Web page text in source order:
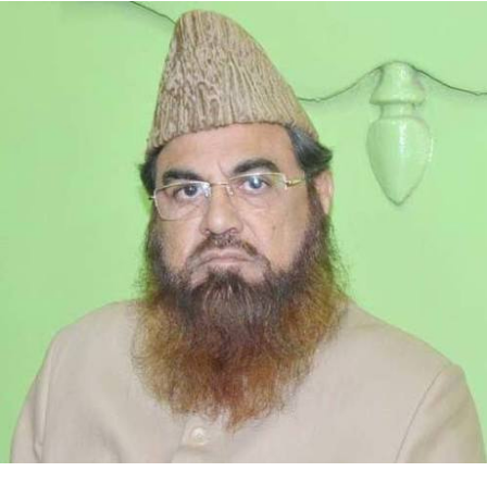
اس میٹنگ میں منوہر لال کھٹر کی طرف سے پیش کردہ آبادی
کے اعداد و شمار قابل ذکر ہیں۔ منوہر لال نے کہا کہ این سی
بڑھ کر 150 ملین تک پہنچ سکتی ہے۔ ایک اندازے کے مطابق
2031 تک خطے کی 57 فیصد آبادی شہری علاقوں میں رہائش
پذیر ہو گی جب کہ 2041 تک یہ تعداد 67 فیصد تک پہنچ سکتی
ہے۔حکومت نے چار نئے گرین فیلڈ شہر تیار کرنے کا بھی فیصلہ
کیا ہے۔ ان کو نمو نوڈس یانمو سٹیزکے طور پر تیار کیا جائے گا۔
ان شہروں کے لیے 5,000 کروڑ کی رقم مختص کی جائے گی،
اور ریاستوں سے تجاویز مانگ کر انتخاب کیا جائے گا۔علاقائی
منصوبہ 2041 میں تیز رفتار ریل نیٹ ورک اور تیز رفتار ٹرانزٹ
سسٹم کی بھی تجویز ہے۔ اس کا مقصد دہلی اور این سی آر
کے بڑے شہروں کے درمیان سفر کے وقت کو 30 منٹ تک محدود
کرنا ہے۔علاقائی منصوبہ 2041 کے مسودے پر ریاستوں کے
ساتھ تفصیل سے تبادلہ خیال کیا گیا ہے۔ مرکزی وزیر نے کہا
کہ تقریباً دو ماہ میں ایک اور میٹنگ ہوگی، جس کے بعد پلان کو
حتمی شکل دی جائے گی۔